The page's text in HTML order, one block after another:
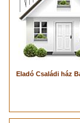
Eladó Családi ház